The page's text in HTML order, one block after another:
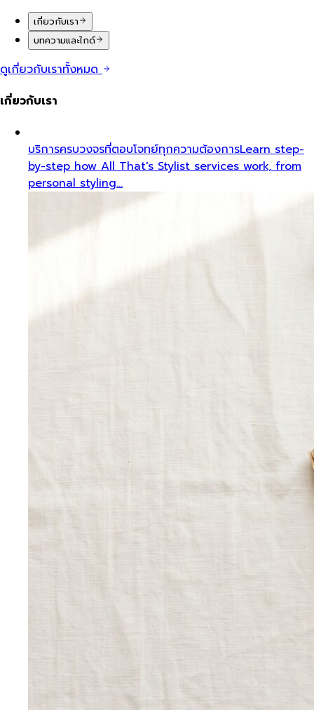
เกี่ยวกับเรา
บทความและไกด์
ดูเกี่ยวกับเราทั้งหมด
เกี่ยวกับเรา
บริการครบวงจรที่ตอบโจทย์ทุกความต้องการLearn step-
by-step how All That's Stylist services work, from
personal styling…